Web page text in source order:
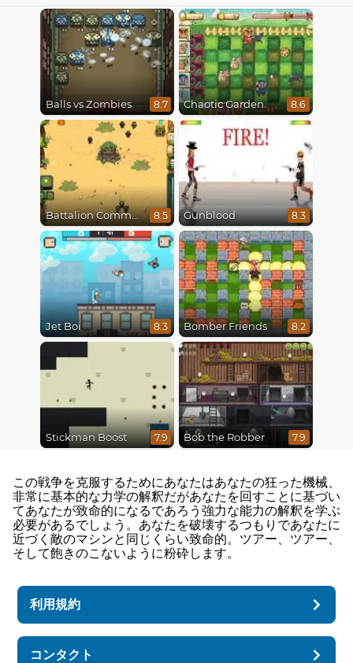
Balls vs Zombies 8.7 Chaotic Garden 8.6
Battalion Commander 8.5 Gunblood 8.3
Jet Boi 8.3 Bomber Friends 8.2
Stickman Boost 7.9 Bob the Robber 7.9
この戦争を克服するためにあなたはあなたの狂った機械、
非常に基本的な力学の解釈だがあなたを回すことに基づい
てあなたが致命的になるであろう強力な能力の解釈を学ぶ
必要があるでしょう。あなたを破壊するつもりであなたに
近づく敵のマシンと同じくらい致命的。ツアー、ツアー、
そして飽きのこないように粉砕します。
利用規約
コンタクト